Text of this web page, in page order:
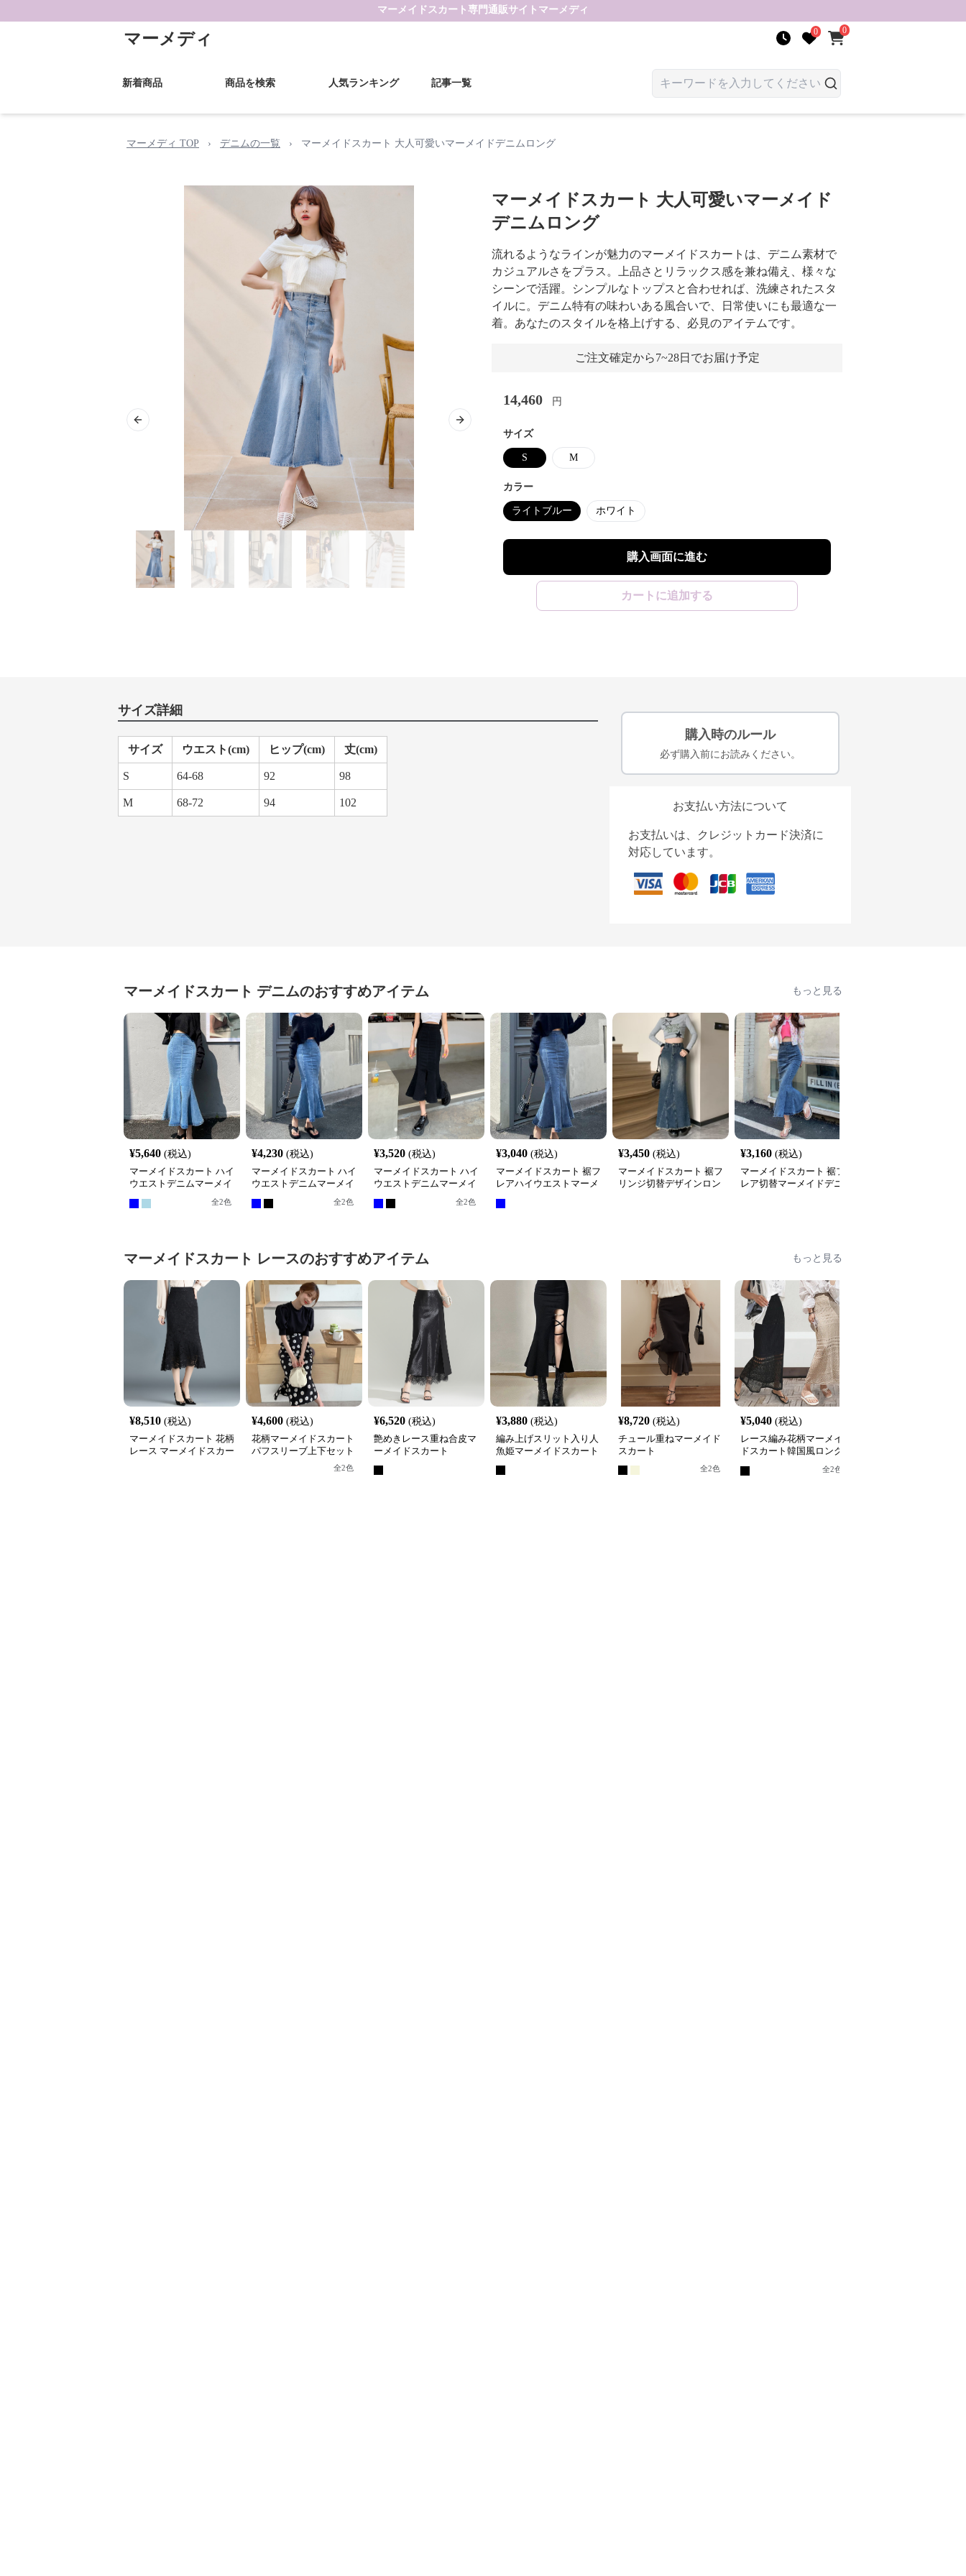
マーメイドスカート 専門通販サイト マーメディ
マーメディ 0 0
新着商品 商品を検索 人気ランキング 記事一覧
マーメディ TOP › デニムの一覧 › マーメイドスカート 大人可愛いマーメイドデニムロング
Previous slide Next slide
マーメイドスカート 大人可愛いマーメイド
デニムロング
流れるようなラインが魅力のマーメイドスカートは、デニム素材で
カジュアルさをプラス。上品さとリラックス感を兼ね備え、様々な
シーンで活躍。シンプルなトップスと合わせれば、洗練されたスタ
イルに。デニム特有の味わいある風合いで、日常使いにも最適な一
着。あなたのスタイルを格上げする、必見のアイテムです。
ご注文確定から7~28日でお届け予定
14,460 円
サイズ
S M
カラー
ライトブルー ホワイト
購入画面に進む
カートに追加する
サイズ詳細
サイズ ウエスト(cm) ヒップ(cm) 丈(cm)
S 64-68 92 98
M 68-72 94 102
購入時のルール
必ず購入前にお読みください。
お支払い方法について
お支払いは、クレジットカード決済に
対応しています。
マーメイドスカート デニムのおすすめアイテム もっと見る
¥5,640 (税込)
マーメイドスカート ハイ
ウエストデニムマーメイ
全2色
¥4,230 (税込)
マーメイドスカート ハイ
ウエストデニムマーメイ
全2色
¥3,520 (税込)
マーメイドスカート ハイ
ウエストデニムマーメイ
全2色
¥3,040 (税込)
マーメイドスカート 裾フ
レアハイウエストマーメ
ト
¥3,450 (税込)
マーメイドスカート 裾フ
リンジ切替デザインロン
¥3,160 (税込)
マーメイドスカート 裾フ
レア切替マーメイドデニ
マーメイドスカート レースのおすすめアイテム もっと見る
¥8,510 (税込)
マーメイドスカート 花柄
レース マーメイドスカー
¥4,600 (税込)
花柄マーメイドスカート
パフスリーブ上下セット
全2色
¥6,520 (税込)
艶めきレース重ね合皮マ
ーメイドスカート
¥3,880 (税込)
編み上げスリット入り人
魚姫マーメイドスカート
¥8,720 (税込)
チュール重ねマーメイド
スカート
全2色
¥5,040 (税込)
レース編み花柄マーメイ
ドスカート韓国風ロング
全2色